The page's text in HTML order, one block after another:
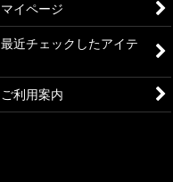
マイページ
最近チェックしたアイテ
ご利用案内